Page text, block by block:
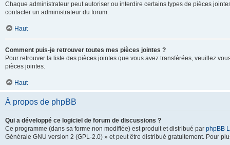
Chaque administrateur peut autoriser ou interdire certains types de pièces
contacter un administrateur du forum.
Haut
Comment puis-je retrouver toutes mes pièces jointes ?
Pour retrouver la liste des pièces jointes que vous avez transférées, veuillez
pièces jointes.
Haut
À propos de phpBB
Qui a développé ce logiciel de forum de discussions ?
Ce programme (dans sa forme non modifiée) est produit et distribué par phpBB
Générale GNU version 2 (GPL-2.0) » et peut être distribué gratuitement. Pour